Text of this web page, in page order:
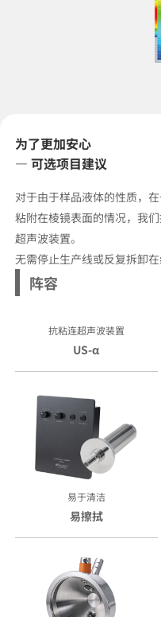
为了更加安心
— 可选项目建议
对于由于样品液体的性质，
粘附在棱镜表面的情况，我
超声波装置。
无需停止生产线或反复拆卸
阵容
抗粘连超声波装置
US-α
易于清洁
易擦拭